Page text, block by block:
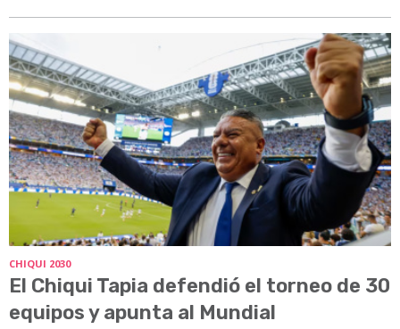
CHIQUI 2030
El Chiqui Tapia defendió el torneo de 30
equipos y apunta al Mundial